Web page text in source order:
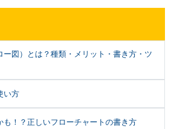
ー図）とは？種類・メリット・書き方・ツ
い方
も！？正しいフローチャートの書き方